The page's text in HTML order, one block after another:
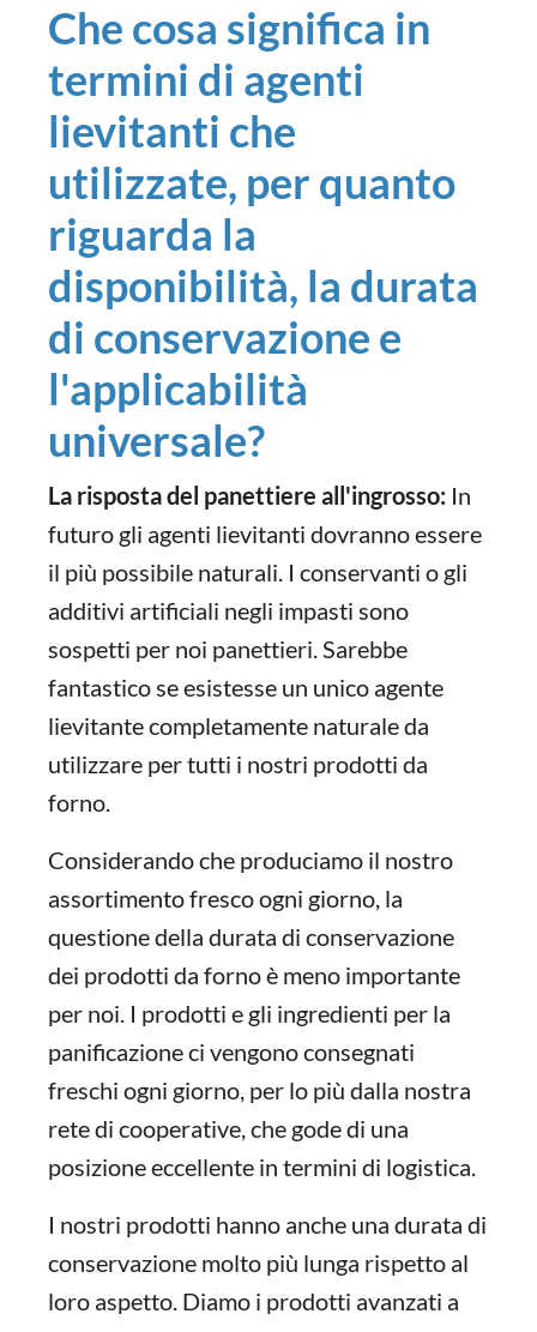
Che cosa significa in
termini di agenti
lievitanti che
utilizzate, per quanto
riguarda la
disponibilità, la durata
di conservazione e
l'applicabilità
universale?
La risposta del panettiere all'ingrosso: In
futuro gli agenti lievitanti dovranno essere
il più possibile naturali. I conservanti o gli
additivi artificiali negli impasti sono
sospetti per noi panettieri. Sarebbe
fantastico se esistesse un unico agente
lievitante completamente naturale da
utilizzare per tutti i nostri prodotti da
forno.
Considerando che produciamo il nostro
assortimento fresco ogni giorno, la
questione della durata di conservazione
dei prodotti da forno è meno importante
per noi. I prodotti e gli ingredienti per la
panificazione ci vengono consegnati
freschi ogni giorno, per lo più dalla nostra
rete di cooperative, che gode di una
posizione eccellente in termini di logistica.
I nostri prodotti hanno anche una durata di
conservazione molto più lunga rispetto al
loro aspetto. Diamo i prodotti avanzati a